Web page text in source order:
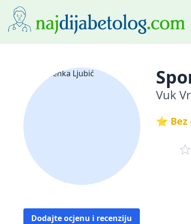
Vuk
⭐ Bez
Dodajte ocjenu i recenziju